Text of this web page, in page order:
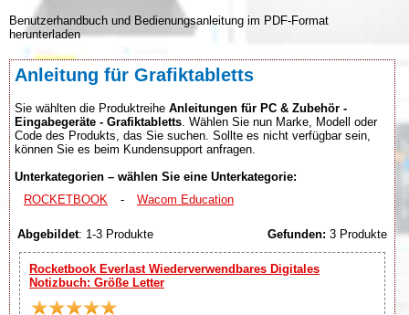
Benutzerhandbuch und Bedienungsanleitung im PDF-Format
herunterladen
Anleitung für Grafiktabletts
Sie wählten die Produktreihe Anleitungen für PC & Zubehör -
Eingabegeräte - Grafiktabletts . Wählen Sie nun Marke, Modell oder
Code des Produkts, das Sie suchen. Sollte es nicht verfügbar sein,
können Sie es beim Kundensupport anfragen.
Unterkategorien – wählen Sie eine Unterkategorie:
ROCKETBOOK
- Wacom Education
Abgebildet: 1-3 Produkte Gefunden: 3 Produkte
Rocketbook Everlast Wiederverwendbares Digitales
Notizbuch: Größe Letter